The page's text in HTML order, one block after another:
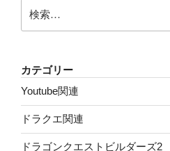
索:
カテゴリー
Youtube関連
ドラクエ関連
ドラゴンクエストビルダーズ2